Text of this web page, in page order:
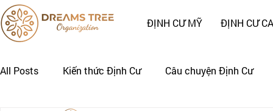
ĐỊNH CƯ MỸ ĐỊNH CƯ
All Posts Kiến thức Định Cư Câu chuyện Định Cư